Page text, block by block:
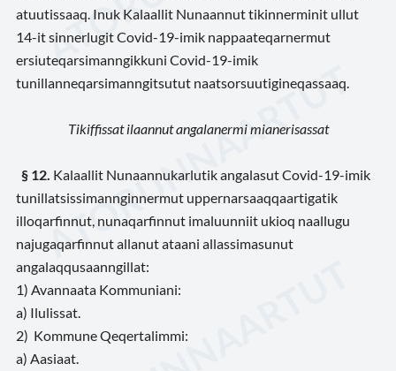
atuutissaaq. Inuk Kalaallit Nunaannut tikinnerminit ullut
14-it sinnerlugit Covid-19-imik nappaateqarnermut
ersiuteqarsimanngikkuni Covid-19-imik
tunillanneqarsimanngitsutut naatsorsuutigineqassaaq.
Tikiffissat ilaannut angalanermi mianerisassat
§ 12. Kalaallit Nunaannukarlutik angalasut Covid-19-imik
tunillatsissimannginnermut uppernarsaaqqaartigatik
illoqarfinnut, nunaqarfinnut imaluunniit ukioq naallugu
najugaqarfinnut allanut ataani allassimasunut
angalaqqusaanngillat:
1) Avannaata Kommuniani:
a) Ilulissat.
2) Kommune Qeqertalimmi:
a) Aasiaat.